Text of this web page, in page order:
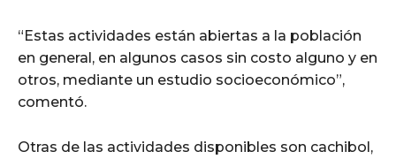
“Estas actividades están abiertas a la población
en general, en algunos casos sin costo alguno y en
otros, mediante un estudio socioeconómico”,
comentó.
Otras de las actividades disponibles son cachibol,